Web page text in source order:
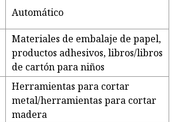
Automático
Materiales de embalaje de papel,
productos adhesivos, libros/libros
de cartón para niños
Herramientas para cortar
metal/herramientas para cortar
madera